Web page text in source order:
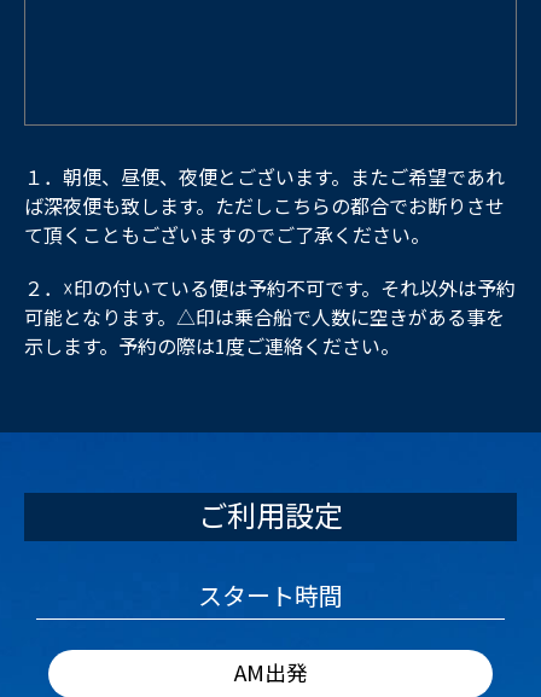
１．朝便、昼便、夜便とございます。またご希望であれ
ば深夜便も致します。ただしこちらの都合でお断りさせ
て頂くこともございますのでご了承ください。
２．☓印の付いている便は予約不可です。それ以外は予約
可能となります。△印は乗合船で人数に空きがある事を
示します。予約の際は1度ご連絡ください。
ご利用設定
スタート時間
AM出発